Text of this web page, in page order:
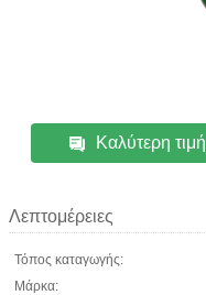
Καλύτερη τιμή
Λεπτομέρειες
Τόπος καταγωγής:
Μάρκα: